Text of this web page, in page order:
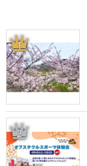
1
2